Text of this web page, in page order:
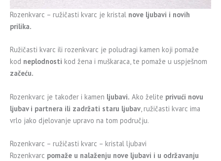
Rozenkvarc – ružičasti kvarc je kristal nove ljubavi i novih
prilika.
Ružičasti kvarc ili rozenkvarc je poludragi kamen koji pomaže
kod neplodnosti kod žena i muškaraca, te pomaže u uspješnom
začeću.
Rozenkvarc je također i kamen ljubavi. Ako želite privući novu
ljubav i partnera ili zadržati staru ljubav , ružičasti kvarc ima
vrlo jako djelovanje upravo na tom području.
Rozenkvarc – ružičasti kvarc – kristal ljubavi
Rozenkvarc pomaže u nalaženju nove ljubavi i u održavanju